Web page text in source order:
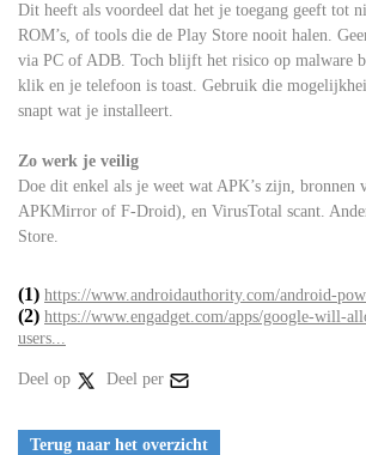
Dit heeft als voordeel dat het je toegang geeft tot
ROM’s, of tools die de Play Store nooit halen.
via PC of ADB. Toch blijft het risico op malware
klik en je telefoon is toast. Gebruik die
snapt wat je installeert.
Zo werk je veilig
Doe dit enkel als je weet wat APK’s zijn, bronnen
APKMirror of F-Droid), en VirusTotal scant.
Store.
(1) https://www.androidauthority.com/android-
(2) https://www.engadget.com/apps/google-will-
users...
Deel op Deel per
Terug naar het overzicht